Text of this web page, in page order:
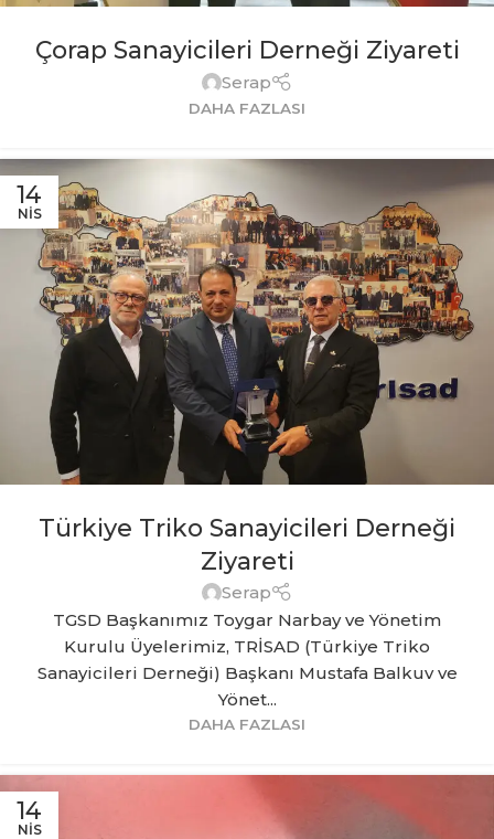
Çorap Sanayicileri Derneği Ziyareti
Serap
DAHA FAZLASI
14
NIS
Türkiye Triko Sanayicileri Derneği
Ziyareti
Serap
TGSD Başkanımız Toygar Narbay ve Yönetim
Kurulu Üyelerimiz, TRİSAD (Türkiye Triko
Sanayicileri Derneği) Başkanı Mustafa Balkuv ve
Yönet...
DAHA FAZLASI
14
NIS